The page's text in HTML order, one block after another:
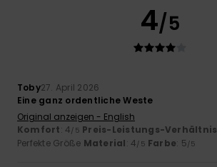
4/5
Toby27. April 2026
Eine ganz ordentliche Weste
Original anzeigen - English
Komfort: 4/5 Preis-Leistungs-Verhältnis
Perfekte Größe Material: 4/5 Farbe: 5/5